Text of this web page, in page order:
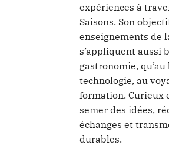
expériences à
Saisons. Son
enseignements de
s’appliquent aussi
gastronomie, qu’au
technologie, au
formation. Curieux
semer des idées,
échanges et
durables.